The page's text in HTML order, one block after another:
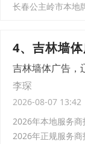
长春公主岭市本地
4、吉林墙
吉林墙体广告，
李琛
2026-08-07 13:42
2026年本地服务
2026年正规服务